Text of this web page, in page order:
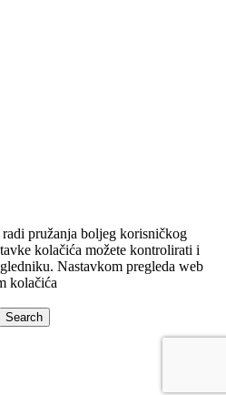
pružanja boljeg korisničkog
kolačića možete kontrolirati i
Nastavkom pregleda web
kolačića
Search
Vas kada proizvod bude ponovno